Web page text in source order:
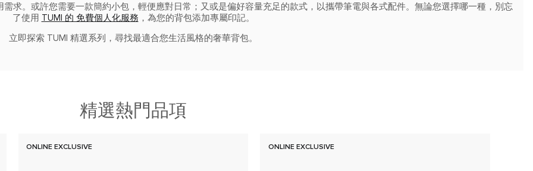
求。或許您需要一款簡約小包，輕便應對日常；又或是偏好容量充足的款式，以攜帶筆電與各式配件。無論您選擇哪一種，別忘
了使用 TUMI 的 免費個人化服務 ，為您的背包添加專屬印記。
立即探索 TUMI 精選系列，尋找最適合您生活風格的奢華背包。
精選熱門品項
ONLINE EXCLUSIVE ONLINE EXCLUSIVE